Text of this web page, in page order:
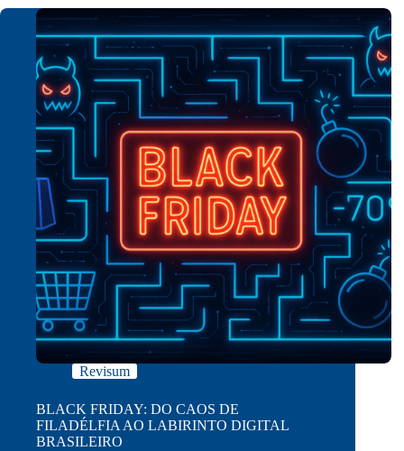
Revisum
BLACK FRIDAY: DO CAOS DE
FILADÉLFIA AO LABIRINTO DIGITAL
BRASILEIRO